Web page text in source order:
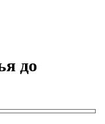
до